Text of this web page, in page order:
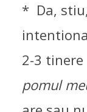
* Da,
2-3 tinere
pomul